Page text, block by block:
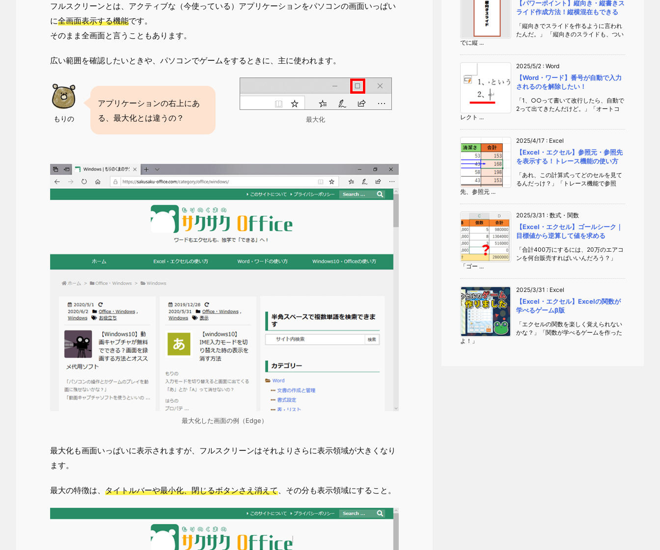
フルスクリーンとは、アクティブな（今使っている）アプリケーションをパソコンの画面いっぱい
に全画面表示する機能です。
そのまま全画面と言うこともあります。
広い範囲を確認したいときや、パソコンでゲームをするときに、主に使われます。
もりの
アプリケーションの右上にあ
る、最大化とは違うの？
最大化
最大化した画面の例（Edge）
最大化も画面いっぱいに表示されますが、フルスクリーンはそれよりさらに表示領域が大きくなり
ます。
最大の特徴は、 タイトルバーや最小化、閉じるボタンさえ消えて 、その分も表示領域にすること。
【パワーポイント】縦向き・縦書きス
ライド作成方法！縦横混在もできる
「縦向きでスライドを作るように言われ
たんだ。」 「縦向きのスライドも、つい
でに縦 ...
2025/5/2 : Word
【Word・ワード】番号が自動で入力
されるのを解除したい！
「1、○○って書いて改行したら、自動で
2って出てきたんだけど。」「オートコ
レクト ...
2025/4/17 : Excel
【Excel・エクセル】参照元・参照先
を表示する！トレース機能の使い方
「あれ、この計算式ってどのセルを見て
るんだっけ？」「トレース機能で参照
先、参照元 ...
2025/3/31 : 数式・関数
【Excel・エクセル】ゴールシーク｜
目標値から逆算して値を求める
「合計400万にするには、20万のエアコ
ンを何台販売すればいいんだろう？」
「ゴー ...
2025/3/31 : Excel
【Excel・エクセル】Excelの関数が
学べるゲームβ版
「エクセルの関数を楽しく覚えられない
かな？」「関数が学べるゲームを作った
よ！」